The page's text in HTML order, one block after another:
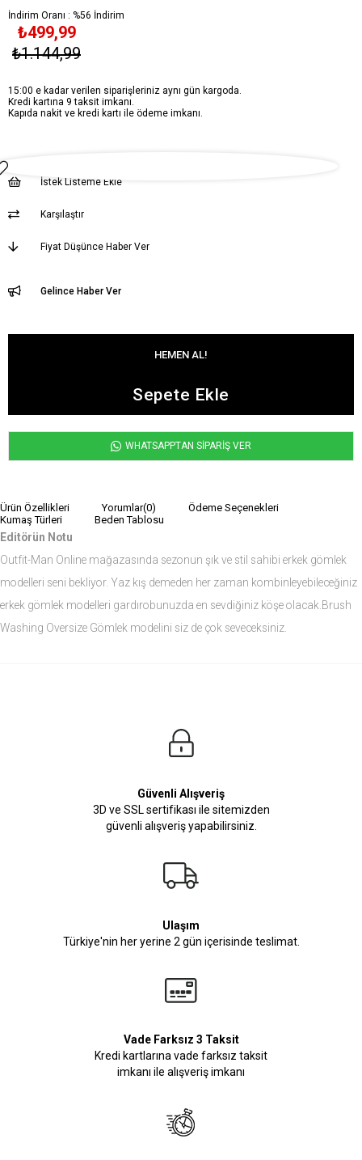
İndirim Oranı : %56 İndirim
₺1.144,99
₺499,99
15:00 e kadar verilen siparişleriniz aynı gün kargoda.
Kredi kartına 9 taksit imkanı.
Kapıda nakit ve kredi kartı ile ödeme imkanı.
İstek Listeme Ekle
Karşılaştır
Fiyat Düşünce Haber Ver
Gelince Haber Ver
WHATSAPPTAN SİPARİŞ VER
Ürün Özellikleri Yorumlar(0)
Ödeme Seçenekleri
Kumaş Türleri
Beden Tablosu
Editörün Notu
Outfit-Man Online mağazasında sezonun şık ve stil sahibi erkek gömlek
modelleri seni bekliyor. Yaz kış demeden her zaman kombinleyebileceğiniz
erkek gömlek modelleri gardırobunuzda en sevdiğiniz köşe olacak.Brush
Washing Oversize Gömlek modelini siz de çok seveceksiniz.
Manken Bedenleri Üst Grup M, Alt Grup 33 Beden ( Medium )
Güvenli Alışveriş
3D ve SSL sertifikası ile sitemizden
güvenli alışveriş yapabilirsiniz.
Ulaşım
Türkiye'nin her yerine 2 gün içerisinde teslimat.
Vade Farksız 3 Taksit
Kredi kartlarına vade farksız taksit
imkanı ile alışveriş imkanı